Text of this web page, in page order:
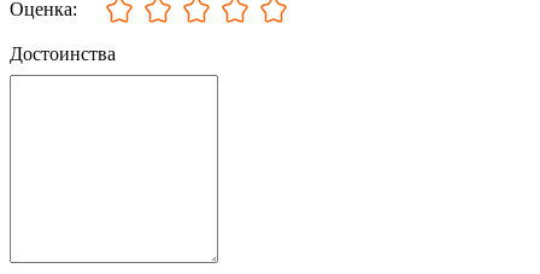
Оценка:
Достоинства